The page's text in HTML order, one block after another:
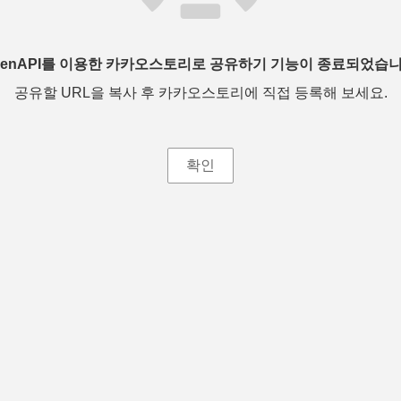
를 이용한 카카오스토리로 공유하기 기능이 종료되었습
공유할 URL을 복사 후 카카오스토리에 직접 등록해 보세요.
확인